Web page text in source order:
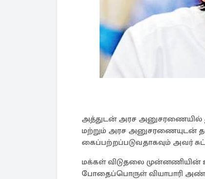
அத்துடன் அரச அனுசரணையில்
மற்றும் அரச அனுசரணையுடன்
கைப்பற்றப்படுவதாகவும் அவர்
மக்கள் விடுதலை முன்னணியின்
போதைப்பொருள் வியாபாரி